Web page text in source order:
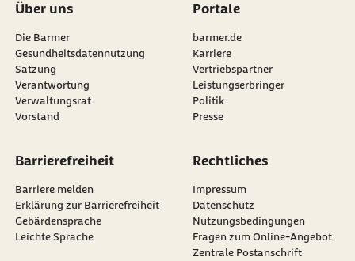
Über uns
Die Barmer
Gesundheitsdatennutzung
Satzung
Verantwortung
Verwaltungsrat
Vorstand
Portale
barmer.de
Karriere
Vertriebspartner
Leistungserbringer
Politik
Presse
Barrierefreiheit
Barriere melden
Erklärung zur Barrierefreiheit
Gebärdensprache
Leichte Sprache
Rechtliches
Impressum
Datenschutz
Nutzungsbedingungen
Fragen zum Online-Angebot
Zentrale Postanschrift